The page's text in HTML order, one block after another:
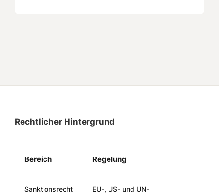
Rechtlicher Hintergrund
Bereich Regelung
Sanktionsrecht
EU-, US- und UN-